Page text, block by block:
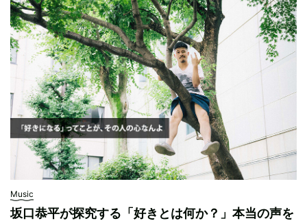
Music
坂口恭平が探究する「好きとは何か？」本当の声を